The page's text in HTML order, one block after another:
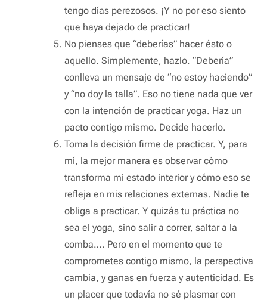
tengo días perezosos. ¡Y no por eso siento
que haya dejado de practicar!
No pienses que “deberías” hacer ésto o
aquello. Simplemente, hazlo. “Debería”
conlleva un mensaje de “no estoy haciendo”
y “no doy la talla”. Eso no tiene nada que ver
con la intención de practicar yoga. Haz un
pacto contigo mismo. Decide hacerlo.
Toma la decisión firme de practicar. Y, para
mí, la mejor manera es observar cómo
transforma mi estado interior y cómo eso se
refleja en mis relaciones externas. Nadie te
obliga a practicar. Y quizás tu práctica no
sea el yoga, sino salir a correr, saltar a la
comba…. Pero en el momento que te
comprometes contigo mismo, la perspectiva
cambia, y ganas en fuerza y autenticidad. Es
un placer que todavía no sé plasmar con